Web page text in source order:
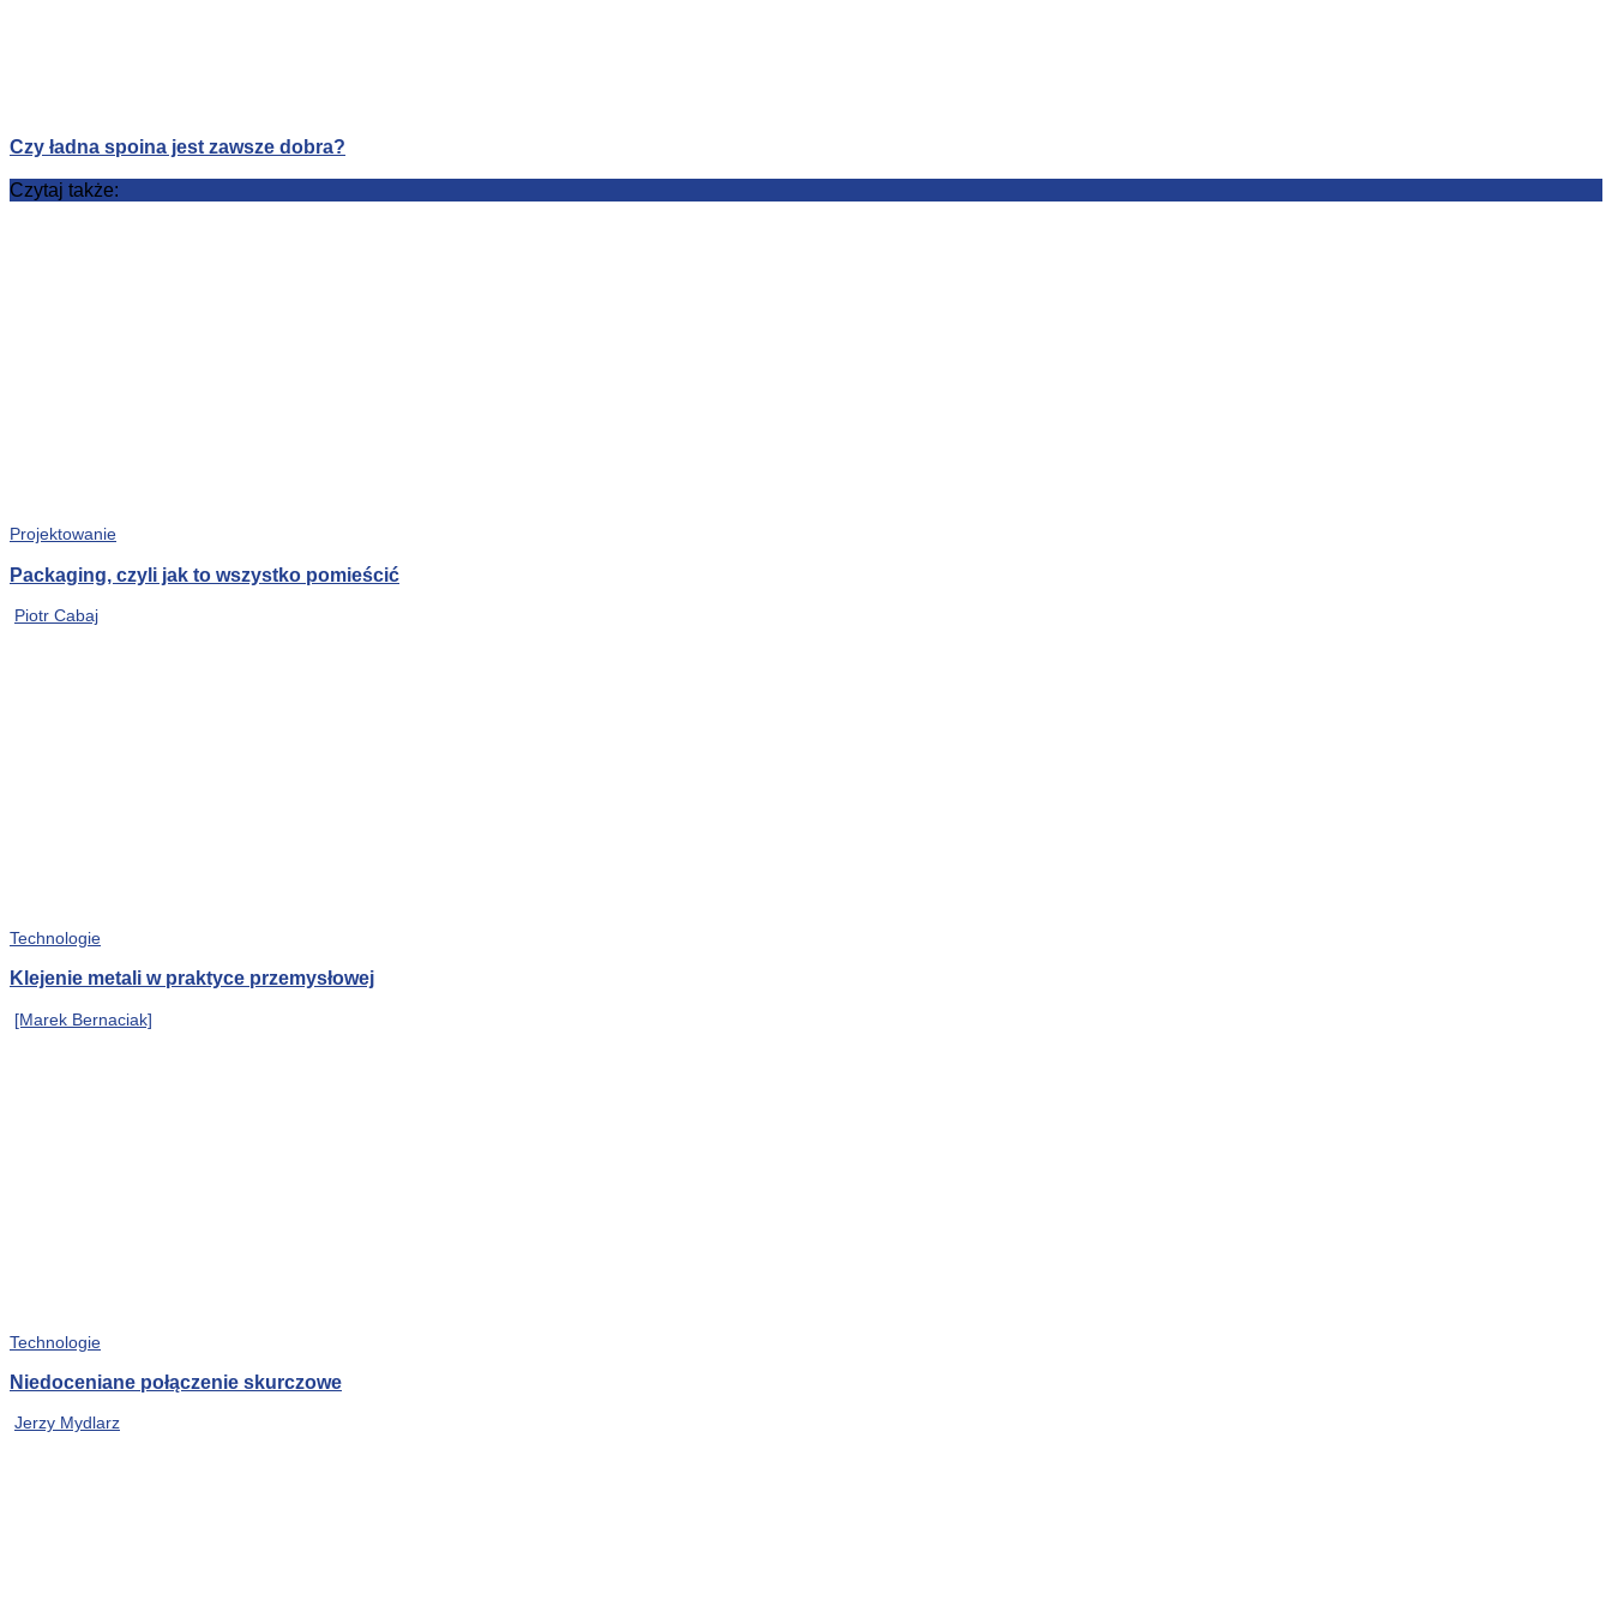
Czy ładna spoina jest zawsze dobra?
Czytaj także:
Projektowanie
Packaging, czyli jak to wszystko pomieścić
Piotr Cabaj
Technologie
Klejenie metali w praktyce przemysłowej
[Marek Bernaciak]
Technologie
Niedoceniane połączenie skurczowe
Jerzy Mydlarz